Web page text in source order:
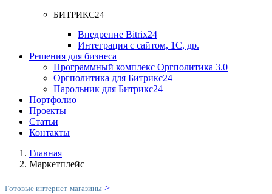
БИТРИКС24
Внедрение Bitrix24
Интеграция с сайтом, 1С, др.
Решения для бизнеса
Программный комплекс Оргполитика 3.0
Оргполитика для Битрикс24
Парольник для Битрикс24
Портфолио
Проекты
Статьи
Контакты
Главная
Маркетплейс
Готовые интернет-магазины >